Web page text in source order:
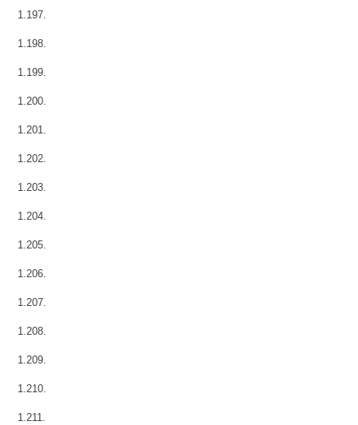
1.197.
1.198.
1.199.
1.200.
1.201.
1.202.
1.203.
1.204.
1.205.
1.206.
1.207.
1.208.
1.209.
1.210.
1.211.